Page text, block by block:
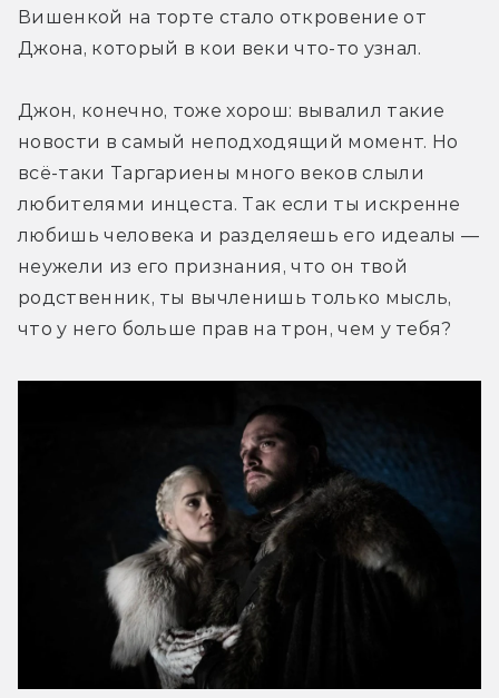
Вишенкой на торте стало откровение от
Джона, который в кои веки что-то узнал.
Джон, конечно, тоже хорош: вывалил такие
новости в самый неподходящий момент. Но
всё-таки Таргариены много веков слыли
любителями инцеста. Так если ты искренне
любишь человека и разделяешь его идеалы —
неужели из его признания, что он твой
родственник, ты вычленишь только мысль,
что у него больше прав на трон, чем у тебя?